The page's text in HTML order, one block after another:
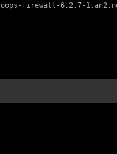
oops-firewall-6.2.7-